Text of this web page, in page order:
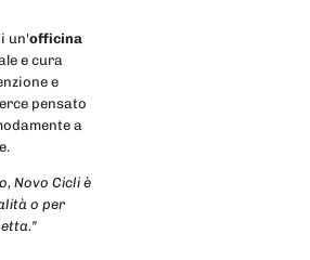
un'officina
e cura
e
pensato
a
Novo Cicli è
o per